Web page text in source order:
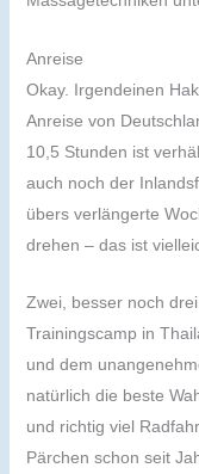
Anreise
Okay. Irgendeinen
Anreise von
10,5 Stunden ist
auch noch der
übers verlängerte
drehen – das ist
Zwei, besser noch
Trainingscamp in
und dem
natürlich die beste
und richtig viel
Pärchen schon seit